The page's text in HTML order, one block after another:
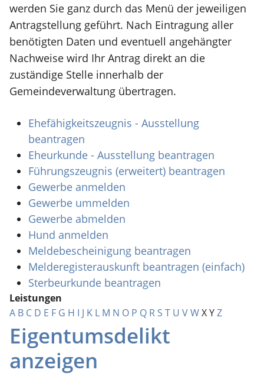
werden Sie ganz durch das Menü der jeweiligen
Antragstellung geführt. Nach Eintragung aller
benötigten Daten und eventuell angehängter
Nachweise wird Ihr Antrag direkt an die
zuständige Stelle innerhalb der
Gemeindeverwaltung übertragen.
Ehefähigkeitszeugnis - Ausstellung
beantragen
Eheurkunde - Ausstellung beantragen
Führungszeugnis (erweitert) beantragen
Gewerbe anmelden
Gewerbe ummelden
Gewerbe abmelden
Hund anmelden
Meldebescheinigung beantragen
Melderegisterauskunft beantragen (einfach)
Sterbeurkunde beantragen
Leistungen
A B C D E F G H I J K L M N O P Q R S T U VWXYZ
Eigentumsdelikt
anzeigen